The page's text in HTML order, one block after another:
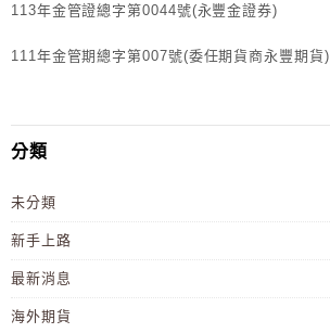
113年金管證總字第0044號(永豐金證券)
111年金管期總字第007號(委任期貨商永豐期貨)
分類
未分類
新手上路
最新消息
海外期貨